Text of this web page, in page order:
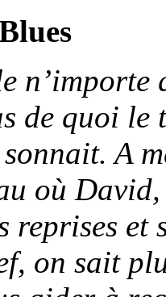
de quoi
A
où
reprises et
on sait